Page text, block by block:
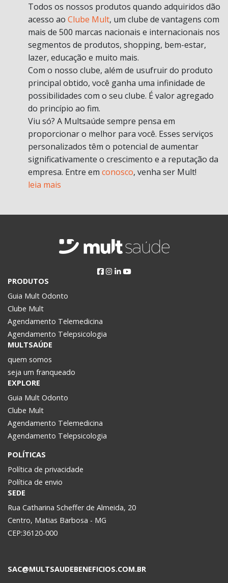
Todos os nossos produtos quando adquiridos dão
acesso ao Clube Mult, um clube de vantagens com
mais de 500 marcas nacionais e internacionais nos
segmentos de produtos, shopping, bem-estar,
lazer, educação e muito mais.
Com o nosso clube, além de usufruir do produto
principal obtido, você ganha uma infinidade de
possibilidades com o seu clube. É valor agregado
do princípio ao fim.
Viu só? A Multsaúde sempre pensa em
proporcionar o melhor para você. Esses serviços
personalizados têm o potencial de aumentar
significativamente o crescimento e a reputação da
empresa. Entre em conosco, venha ser Mult!
leia mais
PRODUTOS
Guia Mult Odonto
Clube Mult
Agendamento Telemedicina
Agendamento Telepsicologia
MULTSAÚDE
quem somos
seja um franqueado
EXPLORE
Guia Mult Odonto
Clube Mult
Agendamento Telemedicina
Agendamento Telepsicologia
POLÍTICAS
Política de privacidade
Política de envio
SEDE
Rua Catharina Scheffer de Almeida, 20
Centro, Matias Barbosa - MG
CEP:36120-000
SAC@MULTSAUDEBENEFICIOS.COM.BR